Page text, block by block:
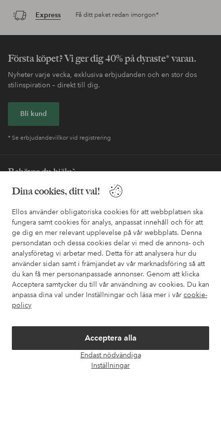
Dina cookies, ditt val!
Ellos använder obligatoriska cookies för att webbplatsen ska
fungera samt cookies för analys, anpassat innehåll och för att
ge dig en mer relevant upplevelse på vår webbplats. Denna
persondatan och dessa cookies delar vi med de annons- och
analysföretag vi arbetar med. Detta för att analysera hur du
använder sidan samt i främjandet av vår marknadsföring så att
du kan få mer personanpassade annonser. Genom att klicka
Acceptera samtycker du till vår användning av cookies. Du kan
anpassa dina val under Inställningar och läsa mer i vår cookie-
policy
Acceptera alla
Endast nödvändiga
Inställningar
Express Få ditt paket redan imorgon*
Första köpet? Vi ger dig 40% på dyraste* varan.
Nyheter varje vecka, exklusiva erbjudanden och en stor dos
stilinspiration – direkt till dig.
Bli kund
* Se erbjudandevillkor vid registrering
Behöver du hjälp?
I vår FAQ hittar du svaren på de vanligaste frågorna. Här finns
också information om hur du enklast kontaktar oss.
Kundservice Beställning Betalsätt
Mina sidor
Om Ellos
Villkor